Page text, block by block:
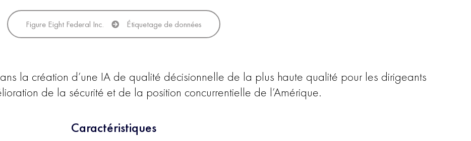
Figure Eight Federal Inc. Étiquetage de données
la création d’une IA de qualité décisionnelle de la plus haute qualité pour les dirigeants
de la sécurité et de la position concurrentielle de l’Amérique.
Caractéristiques